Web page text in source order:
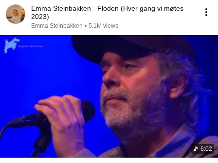
Emma Steinbakken - Floden (Hver gang vi møtes
2023)
Emma Steinbakken • 5.1M views
6:02